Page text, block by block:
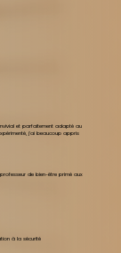
et parfaitement adapté au
j'ai beaucoup appris
de bien-être primé aux
à la sécurité